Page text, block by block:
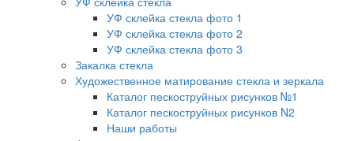
УФ склейка стекла фото 1
УФ склейка стекла фото 2
УФ склейка стекла фото 3
Закалка стекла
Художественное матирование стекла и зеркала
Каталог пескоструйных рисунков №1
Каталог пескоструйных рисунков N2
Наши работы